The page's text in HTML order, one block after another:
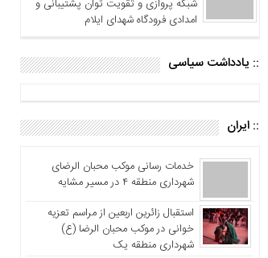
شبکه پروازی و تقویت توان پشتیبانی و
امدادی فرودگاه شهدای ایلام
:: یادداشت سیاسی
:: ایران
خدمات رسانی موکب محبان الرضای
شهرداری منطقه ۴ در مسیر مشایه
استقبال زائرین اربعین از مراسم تعزیه
خوانی در موکب محبان الرضا (ع)
شهرداری منطقه یک